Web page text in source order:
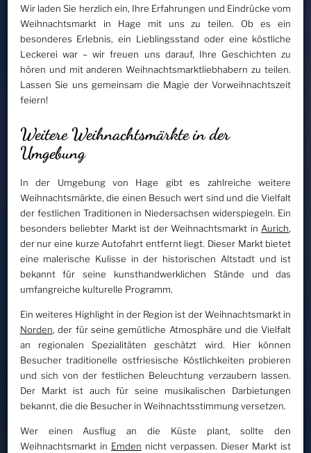
Wir laden Sie herzlich ein, Ihre Erfahrungen und Eindrücke vom
Weihnachtsmarkt in Hage mit uns zu teilen. Ob es ein
besonderes Erlebnis, ein Lieblingsstand oder eine köstliche
Leckerei war – wir freuen uns darauf, Ihre Geschichten zu
hören und mit anderen Weihnachtsmarktliebhabern zu teilen.
Lassen Sie uns gemeinsam die Magie der Vorweihnachtszeit
feiern!
Weitere Weihnachtsmärkte in der
Umgebung
In der Umgebung von Hage gibt es zahlreiche weitere
Weihnachtsmärkte, die einen Besuch wert sind und die Vielfalt
der festlichen Traditionen in Niedersachsen widerspiegeln. Ein
besonders beliebter Markt ist der Weihnachtsmarkt in Aurich,
der nur eine kurze Autofahrt entfernt liegt. Dieser Markt bietet
eine malerische Kulisse in der historischen Altstadt und ist
bekannt für seine kunsthandwerklichen Stände und das
umfangreiche kulturelle Programm.
Ein weiteres Highlight in der Region ist der Weihnachtsmarkt in
Norden, der für seine gemütliche Atmosphäre und die Vielfalt
an regionalen Spezialitäten geschätzt wird. Hier können
Besucher traditionelle ostfriesische Köstlichkeiten probieren
und sich von der festlichen Beleuchtung verzaubern lassen.
Der Markt ist auch für seine musikalischen Darbietungen
bekannt, die die Besucher in Weihnachtsstimmung versetzen.
Wer einen Ausflug an die Küste plant, sollte den
Weihnachtsmarkt in Emden nicht verpassen. Dieser Markt ist